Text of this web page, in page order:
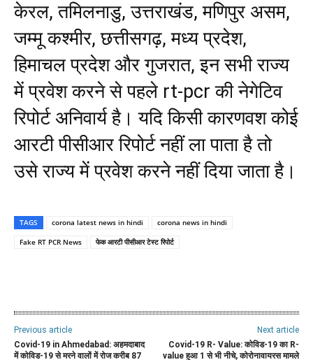
केरल, तमिलनाडु, उत्तराखंड, मणिपुर असम,
जम्मू कश्मीर, छत्तीसगढ़, मध्य प्रदेश,
हिमाचल प्रदेश और गुजरात, इन सभी राज्य
में प्रवेश करने से पहले rt-pcr की नेगेटिव
रिपोर्ट अनिवार्य है। यदि किसी कारणवश कोई
आरटी पीसीआर रिपोर्ट नहीं ला पाता है तो
उसे राज्य में प्रवेश करने नहीं दिया जाता है।
TAGS corona latest news in hindi
corona news in hindi
Fake RT PCR News
फेक आरटी पीसीआर टेस्ट रिपोर्ट
Previous article
Covid-19 in Ahmedabad: अहमदाबाद
में कोविड-19 से मरने वालों में रोज करीब 87
Next article
Covid-19 R- Value: कोविड-19 का R-
value हुआ 1 से भी नीचे, कोरोनावायरस मामले